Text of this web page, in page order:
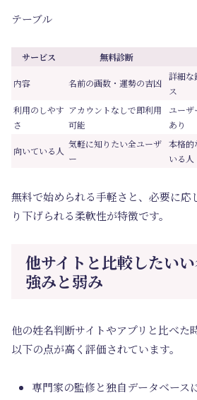
テーブル
サービス 無料診断
内容 名前の画数・運勢の吉凶
詳細な
ス
利用のしやす
さ
アカウントなしで即利用
可能
ユー
あり
向いている人
気軽に知りたい全ユーザ
ー
本格的
いる人
無料で始められる手軽さと、必要に応
り下げられる柔軟性が特徴です。
他サイトと比較したい
強みと弱み
他の姓名判断サイトやアプリと比べた
以下の点が高く評価されています。
専門家の監修と独自データベース